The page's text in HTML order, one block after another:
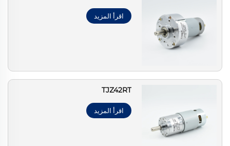
اقرأ المزيد
TJZ42RT
اقرأ المزيد